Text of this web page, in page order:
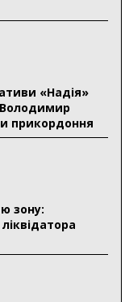
оздоровилася
на
грн
фонд
на зиму
у
«Надія»
прикордоння
зону: